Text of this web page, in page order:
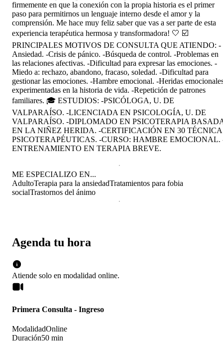
Agenda tu hora
Atiende solo en modalidad online.
Primera Consulta - Ingreso
ModalidadOnline
Duración50 min
firmemente en que la conexión con la propia historia es el primer
paso para permitirnos un lenguaje interno desde el amor y la
comprensión. Me hace muy feliz saber que vas a ser parte de esta
experiencia terapéutica hermosa y transformadora! 🤍 ☑️
PRINCIPALES MOTIVOS DE CONSULTA QUE ATIENDO: -
Ansiedad. -Crisis de pánico. -Búsqueda de control. -Problemas en
las relaciones afectivas. -Dificultad para expresar las emociones. -
Miedo a: rechazo, abandono, fracaso, soledad. -Dificultad para
gestionar las emociones. -Hambre emocional. -Heridas
experimentadas en la historia de vida. -Repetición de patrones
familiares. 🎓 ESTUDIOS: -PSICÓLOGA, U. DE
VALPARAÍSO. -LICENCIADA EN PSICOLOGÍA, U. DE
VALPARAÍSO. -DIPLOMADO EN PSICOTERAPIA
EN LA NIÑEZ HERIDA. -CERTIFICACIÓN EN 30
PSICOTERAPÉUTICAS. -CURSO: HAMBRE EMOCIONAL.
ENTRENAMIENTO EN TERAPIA BREVE.
ME ESPECIALIZO EN...
AdultoTerapia para la ansiedadTratamientos para fobia
socialTrastornos del ánimo